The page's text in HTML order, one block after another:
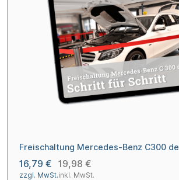
Freischaltung Mercedes-Benz C300 de
16,79 €
zzgl. MwSt.
19,98 €
inkl. MwSt.